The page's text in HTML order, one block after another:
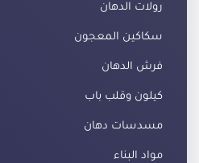
رولات الدهان
سكاكين المعجون
فرش الدهان
كيلون وقلب باب
مسدسات دهان
مواد البناء